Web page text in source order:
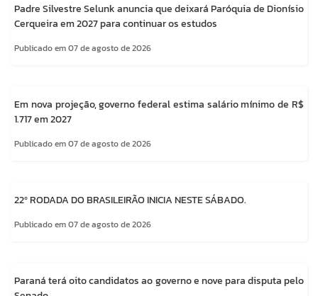
Padre Silvestre Selunk anuncia que deixará Paróquia de Dionísio
Cerqueira em 2027 para continuar os estudos
Publicado em 07 de agosto de 2026
Em nova projeção, governo federal estima salário mínimo de R$
1.717 em 2027
Publicado em 07 de agosto de 2026
22º RODADA DO BRASILEIRÃO INICIA NESTE SÁBADO.
Publicado em 07 de agosto de 2026
Paraná terá oito candidatos ao governo e nove para disputa pelo